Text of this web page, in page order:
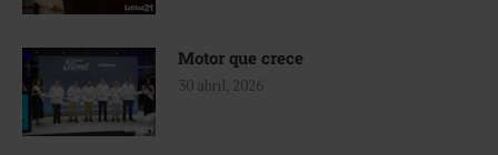
Motor que crece
30 abril, 2026